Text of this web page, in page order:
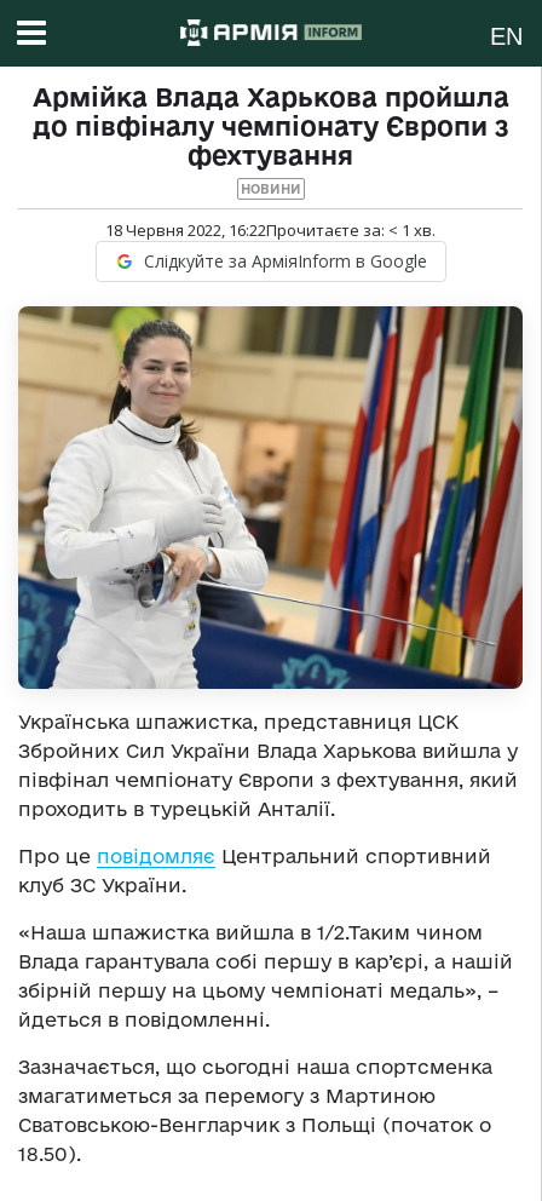
EN
Армійка Влада Харькова пройшла
до півфіналу чемпіонату Європи з
фехтування
НОВИНИ
18 Червня 2022, 16:22Прочитаєте за: < 1 хв.
Слідкуйте за АрміяInform в Google
Українська шпажистка, представниця ЦСК
Збройних Сил України Влада Харькова вийшла у
півфінал чемпіонату Європи з фехтування, який
проходить в турецькій Анталії.
Про це повідомляє Центральний спортивний
клуб ЗС України.
«Наша шпажистка вийшла в 1/2.Таким чином
Влада гарантувала собі першу в кар’єрі, а нашій
збірній першу на цьому чемпіонаті медаль», –
йдеться в повідомленні.
Зазначається, що сьогодні наша спортсменка
змагатиметься за перемогу з Мартиною
Сватовською-Венгларчик з Польщі (початок о
18.50).